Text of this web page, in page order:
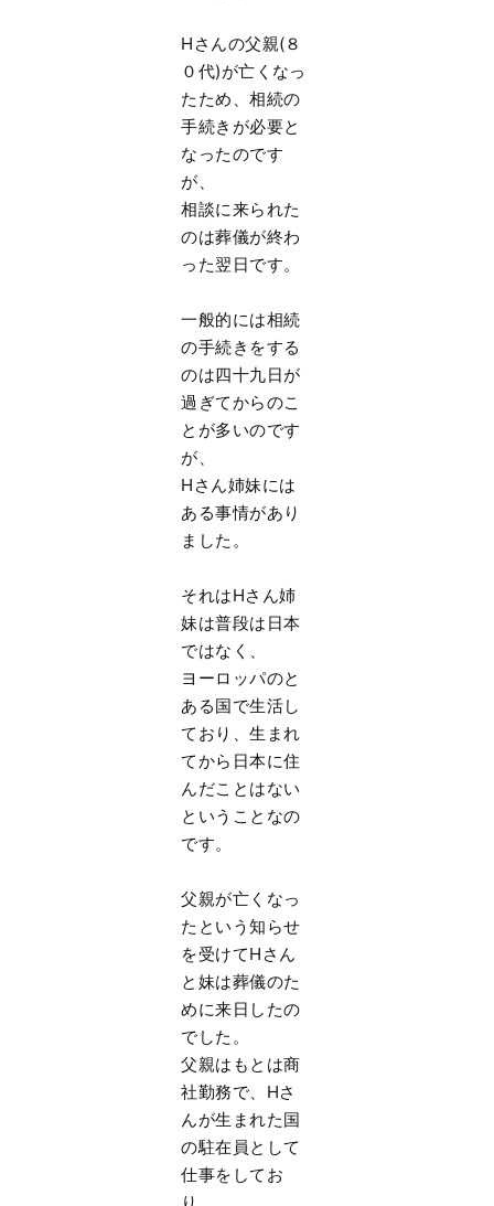
Hさんの父親(８
０代)が亡くなっ
たため、相続の
手続きが必要と
なったのです
が、
相談に来られた
のは葬儀が終わ
った翌日です。
一般的には相続
の手続きをする
のは四十九日が
過ぎてからのこ
とが多いのです
が、
Hさん姉妹には
ある事情があり
ました。
それはHさん姉
妹は普段は日本
ではなく、
ヨーロッパのと
ある国で生活し
ており、生まれ
てから日本に住
んだことはない
ということなの
です。
父親が亡くなっ
たという知らせ
を受けてHさん
と妹は葬儀のた
めに来日したの
でした。
父親はもとは商
社勤務で、Hさ
んが生まれた国
の駐在員として
仕事をしてお
り、